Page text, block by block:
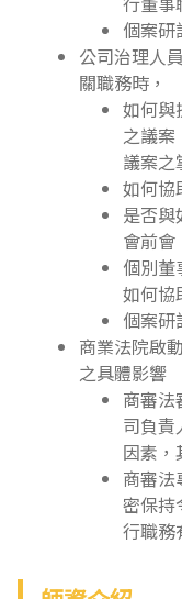
個案研
公司治理人
關職務時，
如何與
之議案
議案之
如何協
是否與
會前會
個別董
如何協
個案研
商業法院啟
之具體影響
商審法
司負責
因素，
商審法
密保持
行職務